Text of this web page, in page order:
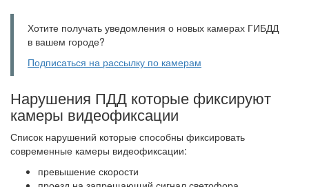
Хотите получать уведомления о новых камерах ГИБДД
в вашем городе?
Подписаться на рассылку по камерам
Нарушения ПДД которые фиксируют
камеры видеофиксации
Список нарушений которые способны фиксировать
современные камеры видеофиксации:
превышение скорости